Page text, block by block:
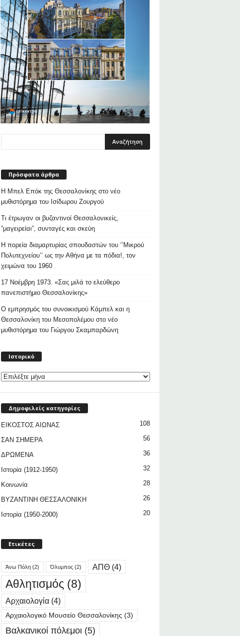
Πρόσφατα άρθρα
Η Μπελ Επόκ της Θεσσαλονίκης στο νέο
μυθιστόρημα του Ισίδωρου Ζουργού
Τι έτρωγαν οι βυζαντινοί Θεσσαλονικείς,
”μαγειρείαι”, συνταγές και σκεύη
Η πορεία διαμαρτυρίας σπουδαστών του ‘’Μικρού
Πολυτεχνείου’’ ως την Αθήνα με τα πόδια!, τον
χειμώνα του 1960
17 Νοέμβρη 1973. «Σας μιλά το ελεύθερο
πανεπιστήμιο Θεσσαλονίκης»
Ο εμπρησμός του συνοικισμού Κάμπελ και η
Θεσσαλονίκη του Μεσοπολέμου στο νέο
μυθιστόρημα του Γιώργου Σκαμπαρδώνη
Ιστορικό
Δημοφιλείς κατηγορίες
ΕΙΚΟΣΤΟΣ ΑΙΩΝΑΣ 108
ΣΑΝ ΣΗΜΕΡΑ 56
ΔΡΩΜΕΝΑ 36
Ιστορία (1912-1950) 32
Κοινωνία 28
ΒΥΖΑΝΤΙΝΗ ΘΕΣΣΑΛΟΝΙΚΗ 26
Ιστορία (1950-2000) 20
Ετικέτες
Άνω Πόλη(2) Όλυμπος(2) ΑΠΘ(4)
Αθλητισμός (8)
Αρχαιολογία(4)
Αρχαιολογικό Μουσείο Θεσσαλονίκης (3)
Βαλκανικοί πόλεμοι (5)